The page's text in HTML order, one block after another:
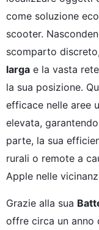
come soluzione
scooter.
scomparto
larga e la vasta
la sua posizione.
efficace nelle aree
elevata,
parte, la sua
rurali o remote a
Apple nelle
Grazie alla sua
offre circa un anno